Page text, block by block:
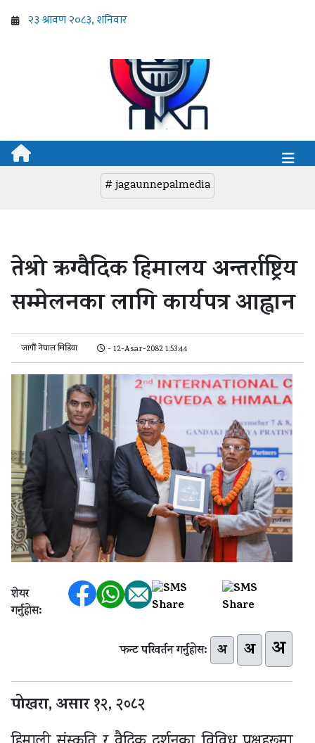
# jagaunnepalmedia
तेश्रो ऋग्वैदिक हिमालय अन्तर्राष्ट्रिय
सम्मेलनका लागि कार्यपत्र आह्वान
जागौं नेपाल मिडिया - 12-Asar-2082 1:53:44
शेयर
गर्नुहोस:
फन्ट परिवर्तन गर्नुहोस: अ अ अ
पोखरा, असार १२, २०८२